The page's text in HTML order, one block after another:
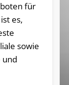
für
es,
sowie
und